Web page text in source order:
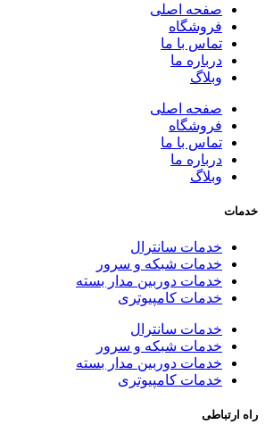
صفحه اصلی
فروشگاه
تماس با ما
درباره ما
وبلاگ
صفحه اصلی
فروشگاه
تماس با ما
درباره ما
وبلاگ
خدمات
خدمات سانترال
خدمات شبکه و سرور
خدمات دوربین مدار بسته
خدمات کامپیوتری
خدمات سانترال
خدمات شبکه و سرور
خدمات دوربین مدار بسته
خدمات کامپیوتری
راه ارتباطی